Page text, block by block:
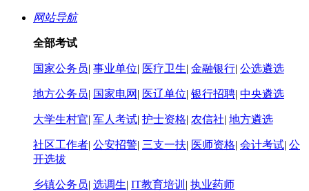
网站导航
全部考试
国家公务员| 事业单位| 医疗卫生| 金融银行| 公选遴选
地方公务员| 国家电网 | 医辽单位| 银行招聘| 中央遴选
大学生村官| 军人考试| 护士资格| 农信社| 地方遴选
社区工作者| 公安招警| 三支一扶| 医师资格| 会计考试| 公
开选拔
乡镇公务员| 选调生| IT教育培训 | 执业药师